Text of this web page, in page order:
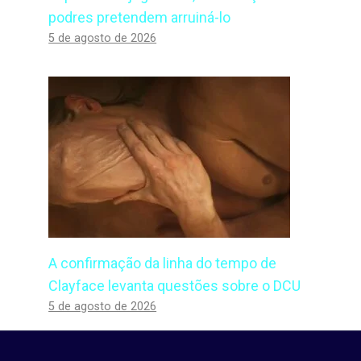
podres pretendem arruiná-lo
5 de agosto de 2026
A confirmação da linha do tempo de
Clayface levanta questões sobre o DCU
5 de agosto de 2026